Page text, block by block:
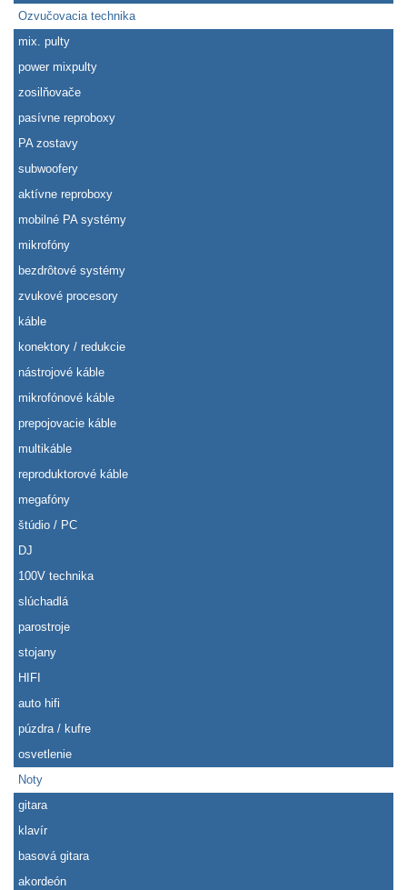
Ozvučovacia technika
mix. pulty
power mixpulty
zosilňovače
pasívne reproboxy
PA zostavy
subwoofery
aktívne reproboxy
mobilné PA systémy
mikrofóny
bezdrôtové systémy
zvukové procesory
káble
konektory / redukcie
nástrojové káble
mikrofónové káble
prepojovacie káble
multikáble
reproduktorové káble
megafóny
štúdio / PC
DJ
100V technika
slúchadlá
parostroje
stojany
HIFI
auto hifi
púzdra / kufre
osvetlenie
Noty
gitara
klavír
basová gitara
akordeón